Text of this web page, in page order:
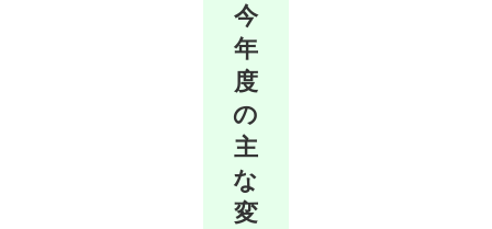
今
年
度
の
主
な
変